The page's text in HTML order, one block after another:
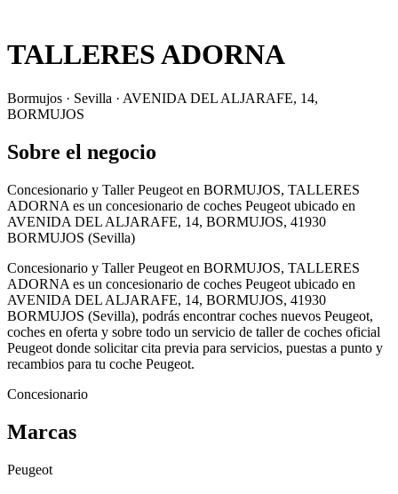
TALLERES ADORNA
Bormujos · Sevilla · AVENIDA DEL ALJARAFE, 14,
BORMUJOS
Sobre el negocio
Concesionario y Taller Peugeot en BORMUJOS, TALLERES
ADORNA es un concesionario de coches Peugeot ubicado en
AVENIDA DEL ALJARAFE, 14, BORMUJOS, 41930
BORMUJOS (Sevilla)
Concesionario y Taller Peugeot en BORMUJOS, TALLERES
ADORNA es un concesionario de coches Peugeot ubicado en
AVENIDA DEL ALJARAFE, 14, BORMUJOS, 41930
BORMUJOS (Sevilla), podrás encontrar coches nuevos Peugeot,
coches en oferta y sobre todo un servicio de taller de coches oficial
Peugeot donde solicitar cita previa para servicios, puestas a punto y
recambios para tu coche Peugeot.
Concesionario
Marcas
Peugeot